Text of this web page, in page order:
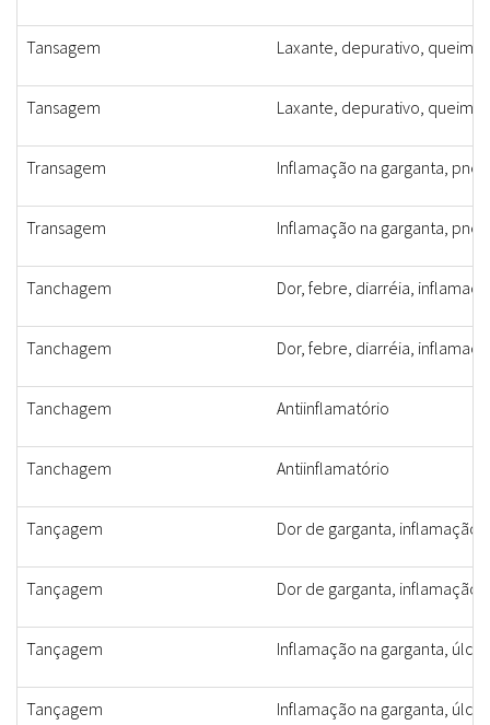
Tansagem Laxante, depurativo,
Tansagem Laxante, depurativo,
Transagem Inflamação na garganta,
Transagem Inflamação na garganta,
Tanchagem Dor, febre, diarréia,
Tanchagem Dor, febre, diarréia,
Tanchagem Antiinflamatório
Tanchagem Antiinflamatório
Tançagem Dor de garganta, inflamação
Tançagem Dor de garganta, inflamação
Tançagem Inflamação na garganta,
Tançagem Inflamação na garganta,